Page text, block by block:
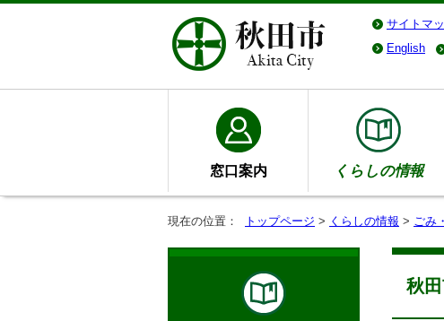
サイトマ
English
窓口案内 くらしの情報
現在の位置： トップページ > くらしの情報 > ごみ
秋